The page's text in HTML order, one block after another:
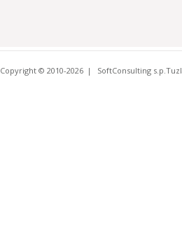
Copyright © 2010-2026 SoftConsulting